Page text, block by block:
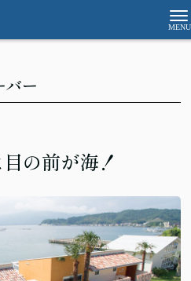
バー
の前が海！